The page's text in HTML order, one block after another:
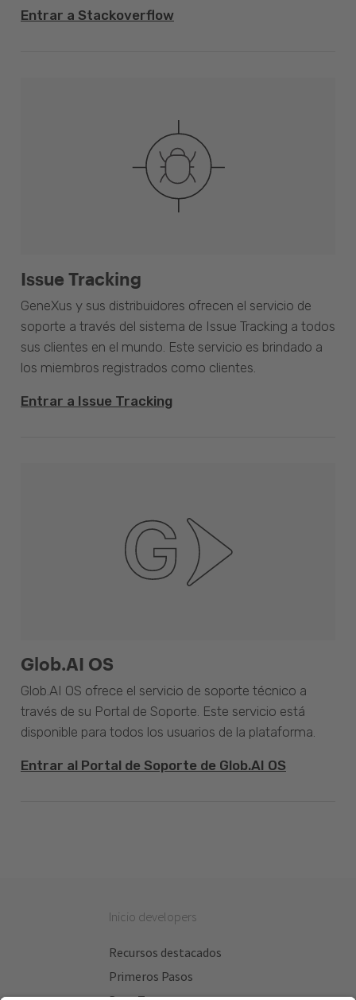
Entrar a Stackoverflow
Issue Tracking
GeneXus y sus distribuidores ofrecen el servicio de
soporte a través del sistema de Issue Tracking a todos
sus clientes en el mundo. Este servicio es brindado a
los miembros registrados como clientes.
Entrar a Issue Tracking
Glob.AI OS
Glob.AI OS ofrece el servicio de soporte técnico a
través de su Portal de Soporte. Este servicio está
disponible para todos los usuarios de la plataforma.
Entrar al Portal de Soporte de Glob.AI OS
Inicio developers
Recursos destacados
Primeros Pasos